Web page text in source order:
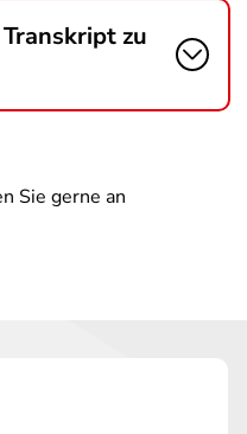
zu
Sie gerne an